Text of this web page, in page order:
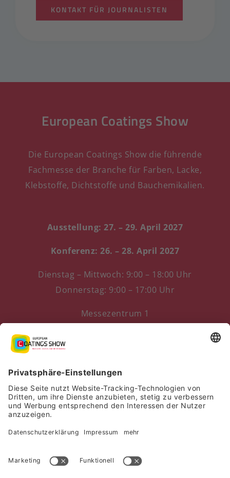
KONTAKT FÜR JOURNALISTEN
European Coatings Show
Die European Coatings Show die führende
Fachmesse der Branche für Farben, Lacke,
Klebstoffe, Dichtstoffe und Bauchemikalien.
Ausstellung: 27. – 29. April 2027
Konferenz: 26. – 28. April 2027
Dienstag – Mittwoch: 9:00 – 18:00 Uhr
Donnerstag: 9:00 – 17:00 Uhr
Messezentrum 1